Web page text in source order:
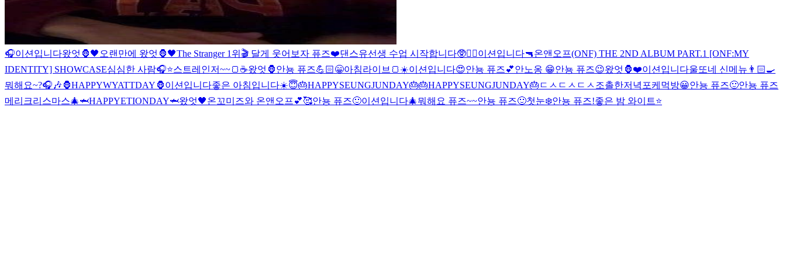
🎧이션입니다왔엇🦍🖤 오랜만에 왔엇🦍🖤The Stranger 1위🎬 달게 웃어보자 퓨즈❤️댄스유선생 수업 시작합니다🥸❤️‍🔥이션입니다🔫온앤오프(ONF) THE 2ND ALBUM PART.1 [ONF:MY
IDENTITY] SHOWCASE심심한 사람🎧⭐️스트레인저~~🍞☕️왔엇🦍안뇽 퓨즈💪🏻😁아침라이브🍞☀️이션입니다😍안뇽 퓨즈💕안노옹 😁안뇽 퓨즈😉왔엇🦍❤️이션입니다울또네 신메뉴👨🏻‍🍳
뭐해요~?🎧🎶 🦍HAPPYWYATTDAY🦍이션입니다좋은 아침입니다☀️😇🎂HAPPYSEUNGJUNDAY🎂🎂HAPPYSEUNGJUNDAY🎂 ㄷㅅㄷㅅ ㄷㅅ조촐한저녁 포케먹방😀안뇽 퓨즈🙂안뇽 퓨즈
메리크리스마스🎄🦈HAPPYETIONDAY🦈왔엇🖤온꼬미즈와 온앤오프💕🥰안뇽 퓨즈🙂이션입니다🎄뭐해요 퓨즈~~안뇽 퓨즈🙂첫눈❄️안뇽 퓨즈!좋은 밤 와이트⭐️